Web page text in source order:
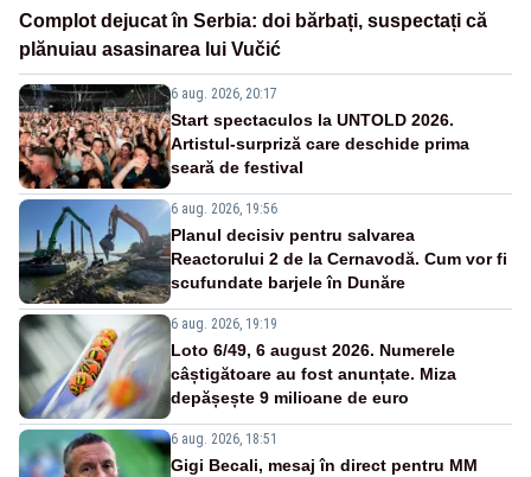
Complot dejucat în Serbia: doi bărbați, suspectați că
plănuiau asasinarea lui Vučić
6 aug. 2026, 20:17
Start spectaculos la UNTOLD 2026.
Artistul-surpriză care deschide prima
seară de festival
6 aug. 2026, 19:56
Planul decisiv pentru salvarea
Reactorului 2 de la Cernavodă. Cum vor fi
scufundate barjele în Dunăre
6 aug. 2026, 19:19
Loto 6/49, 6 august 2026. Numerele
câștigătoare au fost anunțate. Miza
depășește 9 milioane de euro
6 aug. 2026, 18:51
Gigi Becali, mesaj în direct pentru MM